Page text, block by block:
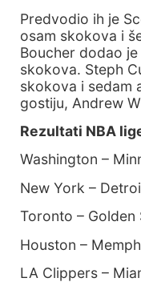
Predvodio ih je
osam skokova i
Boucher dodao
skokova. Steph
skokova i sedam
gostiju, Andrew
Rezultati NBA
Washington –
New York –
Toronto – Golden
Houston –
LA Clippers –